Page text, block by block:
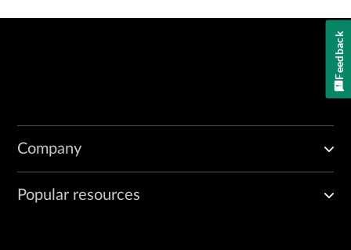
Company
Popular resources
Feedback